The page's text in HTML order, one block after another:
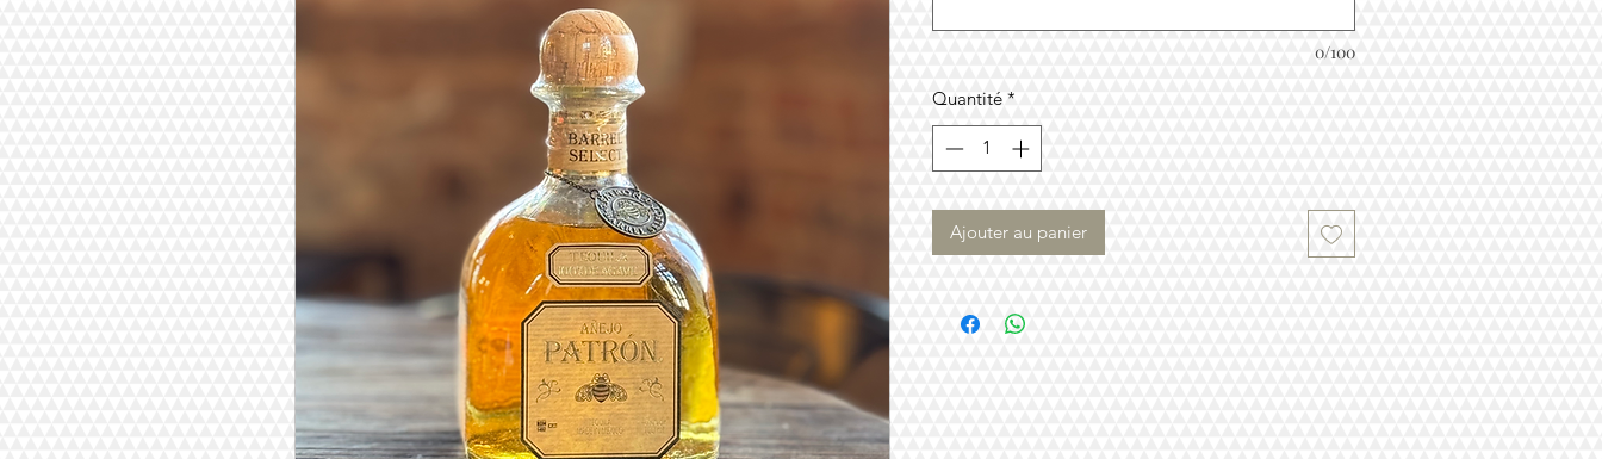
0/100
Quantité *
Ajouter au panier